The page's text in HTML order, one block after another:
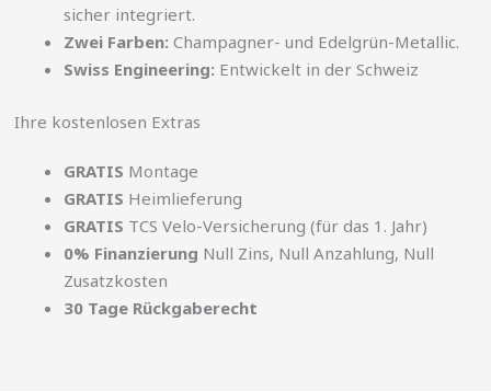
sicher integriert.
Zwei Farben: Champagner- und Edelgrün-Metallic.
Swiss Engineering: Entwickelt in der Schweiz
Ihre kostenlosen Extras
GRATIS Montage
GRATIS Heimlieferung
GRATIS TCS Velo-Versicherung (für das 1. Jahr)
0% Finanzierung Null Zins, Null Anzahlung, Null
Zusatzkosten
30 Tage Rückgaberecht